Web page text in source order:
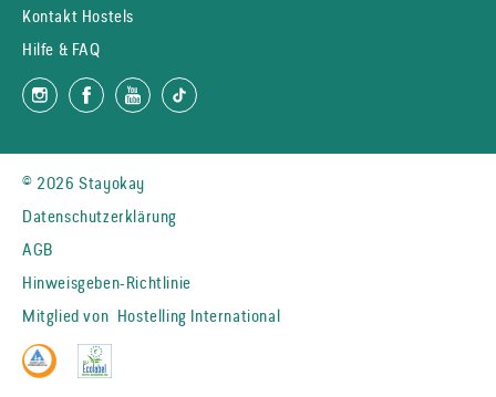
Kontakt Hostels
Hilfe & FAQ
© 2026 Stayokay
Datenschutzerklärung
AGB
Hinweisgeben-Richtlinie
Mitglied von Hostelling International